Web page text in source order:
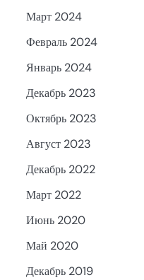
Март 2024
Февраль 2024
Январь 2024
Декабрь 2023
Октябрь 2023
Август 2023
Декабрь 2022
Март 2022
Июнь 2020
Май 2020
Декабрь 2019